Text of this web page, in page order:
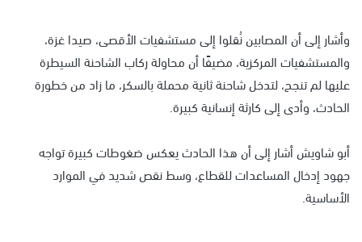
وأشار إلى أن المصابين نُقلوا إلى مستشفيات الأقصى، صيدا غزة،
والمستشفيات المركزية، مضيفًا أن محاولة ركاب الشاحنة السيطرة
عليها لم تنجح، لتدخل شاحنة ثانية محملة بالسكر، ما زاد من خطورة
الحادث، وأدى إلى كارثة إنسانية كبيرة.
أبو شاويش أشار إلى أن هذا الحادث يعكس ضغوطات كبيرة تواجه
جهود إدخال المساعدات للقطاع، وسط نقص شديد في الموارد
الأساسية.